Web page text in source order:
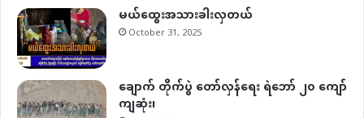
မယ်ထွေးအသားခါးလှတယ်
October 31, 2025
ချောက် တိုက်ပွဲ တော်လှန်ရေး ရဲဘော် ၂၀ ကျော်
ကျဆုံး၊